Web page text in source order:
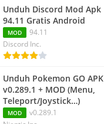
Unduh Discord Mod Apk
94.11 Gratis Android
MOD
94.11
Discord Inc.
Unduh Pokemon GO APK
v0.289.1 + MOD (Menu,
Teleport/Joystick…)
MOD
v0.289.1